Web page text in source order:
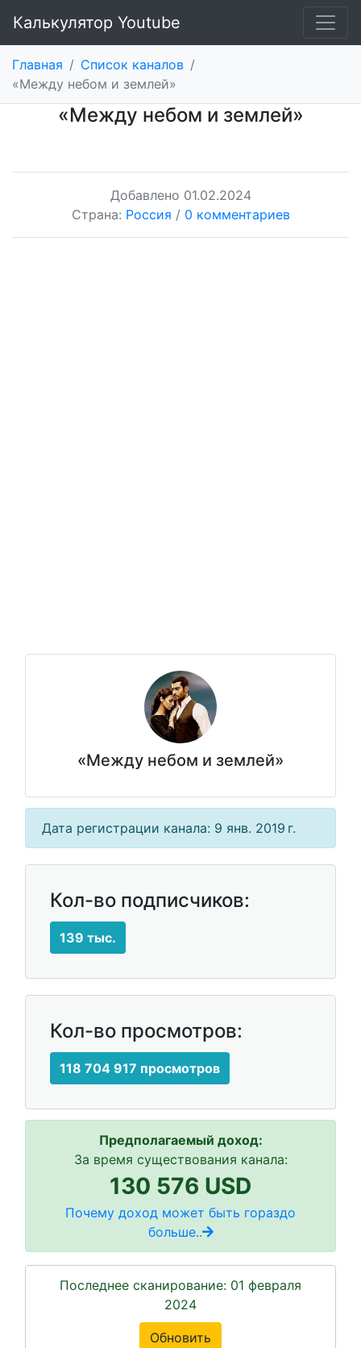
Калькулятор Youtube
Главная / Список каналов /
«Между небом и землей»
«Между небом и землей»
Добавлено 01.02.2024
Страна: Россия / 0 комментариев
«Между небом и землей»
Дата регистрации канала: 9 янв. 2019 г.
Кол-во подписчиков:
139 тыс.
Кол-во просмотров:
118 704 917 просмотров
Предполагаемый доход:
За время существования канала:
130 576 USD
Почему доход может быть гораздо
больше..
Последнее сканирование: 01 февраля
2024
Обновить